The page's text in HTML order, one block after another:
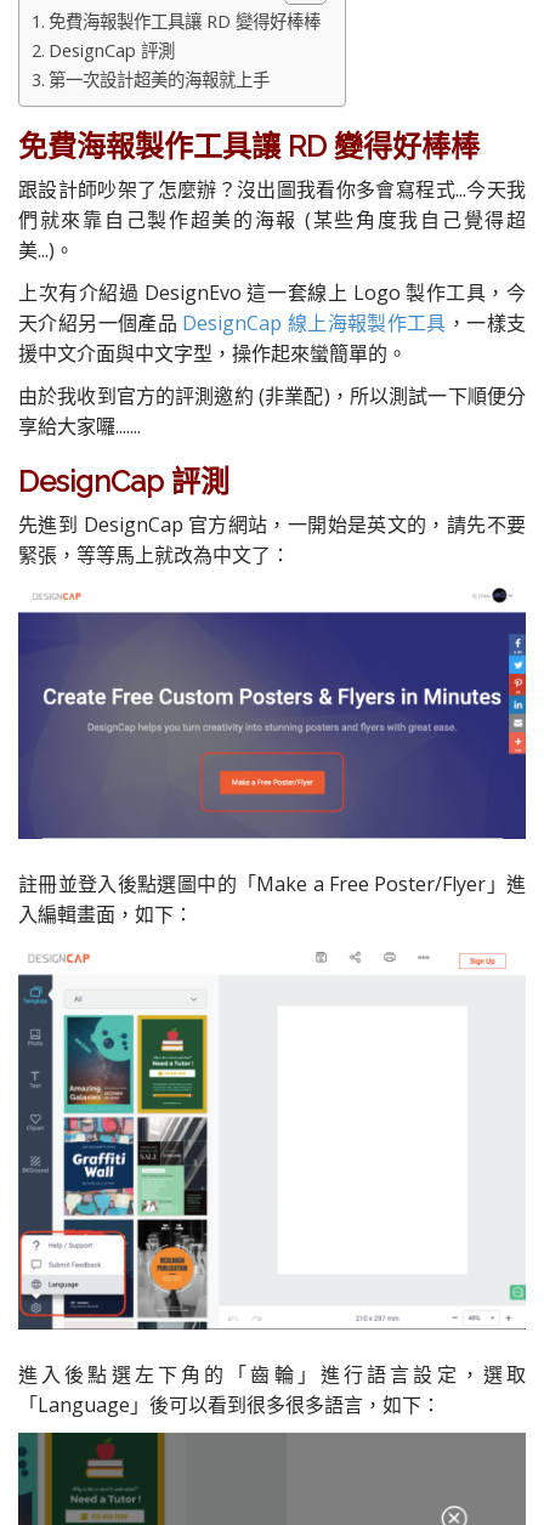
免費海報製作工具讓 RD 變得好棒棒
DesignCap 評測
第一次設計超美的海報就上手
免費海報製作工具讓 RD 變得好棒棒
跟設計師吵架了怎麼辦？沒出圖我看你多會寫程式...今天我
們就來靠自己製作超美的海報 (某些角度我自己覺得超
美...)。
上次有介紹過 DesignEvo 這一套線上 Logo 製作工具，今
天介紹另一個產品 DesignCap 線上海報製作工具 ，一樣支
援中文介面與中文字型，操作起來蠻簡單的。
由於我收到官方的評測邀約 (非業配)，所以測試一下順便分
享給大家囉.......
DesignCap 評測
先進到 DesignCap 官方網站，一開始是英文的，請先不要
緊張，等等馬上就改為中文了：
註冊並登入後點選圖中的「Make a Free Poster/Flyer」進
入編輯畫面，如下：
進入後點選左下角的「齒輪」進行語言設定，選取
「Language」後可以看到很多很多語言，如下：